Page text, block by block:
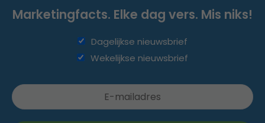
Marketingfacts. Elke dag vers. Mis niks!
Dagelijkse nieuwsbrief
Wekelijkse nieuwsbrief